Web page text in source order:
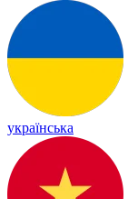
українська